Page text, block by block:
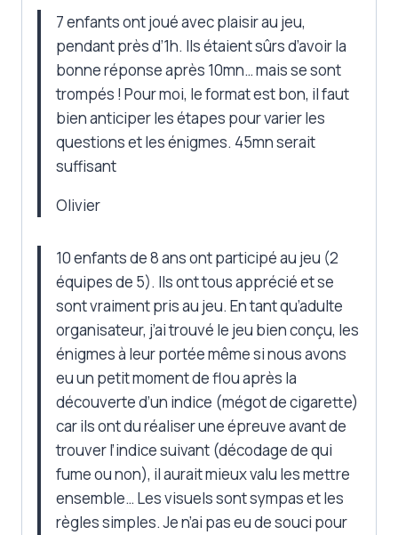
7 enfants ont joué avec plaisir au jeu,
pendant près d’1h. Ils étaient sûrs d’avoir la
bonne réponse après 10mn… mais se sont
trompés ! Pour moi, le format est bon, il faut
bien anticiper les étapes pour varier les
questions et les énigmes. 45mn serait
suffisant
Olivier
10 enfants de 8 ans ont participé au jeu (2
équipes de 5). Ils ont tous apprécié et se
sont vraiment pris au jeu. En tant qu’adulte
organisateur, j’ai trouvé le jeu bien conçu, les
énigmes à leur portée même si nous avons
eu un petit moment de flou après la
découverte d’un indice (mégot de cigarette)
car ils ont du réaliser une épreuve avant de
trouver l’indice suivant (décodage de qui
fume ou non), il aurait mieux valu les mettre
ensemble… Les visuels sont sympas et les
règles simples. Je n’ai pas eu de souci pour